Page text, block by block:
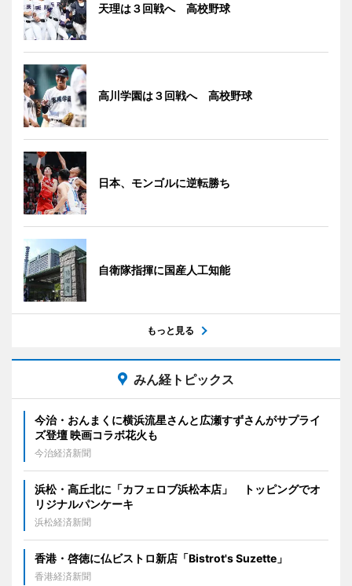
天理は３回戦へ 高校野球
高川学園は３回戦へ 高校野球
日本、モンゴルに逆転勝ち
自衛隊指揮に国産人工知能
もっと見る
みん経トピックス
今治・おんまくに横浜流星さんと広瀬すずさんがサプライ
ズ登壇 映画コラボ花火も
今治経済新聞
浜松・高丘北に「カフェロブ浜松本店」 トッピングでオ
リジナルパンケーキ
浜松経済新聞
香港・啓徳に仏ビストロ新店「Bistrot's Suzette」
香港経済新聞